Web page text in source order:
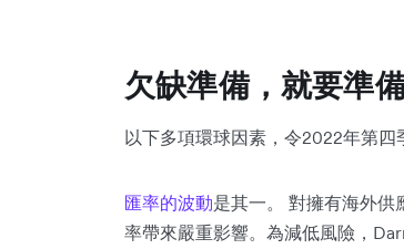
欠缺準備，就要準
以下多項環球因素，令2022年第四
匯率的波動是其一。 對擁有海外
率帶來嚴重影響。為減低風險，